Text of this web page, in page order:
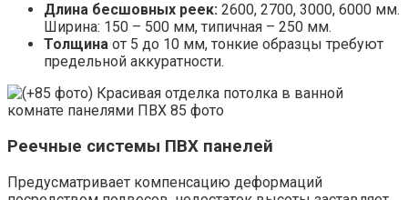
Длина бесшовных реек: 2600, 2700, 3000, 6000 мм.
Ширина: 150 – 500 мм, типичная – 250 мм.
Толщина от 5 до 10 мм, тонкие образцы требуют
предельной аккуратности.
Реечные системы ПВХ панелей
Предусматривает компенсацию деформаций